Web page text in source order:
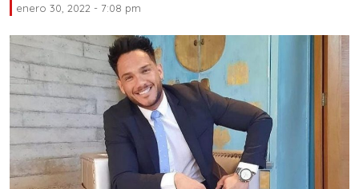
enero 30, 2022 - 7:08 pm